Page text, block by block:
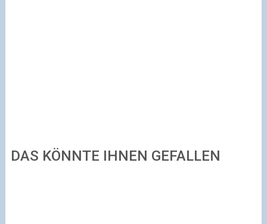
DAS KÖNNTE IHNEN GEFALLEN